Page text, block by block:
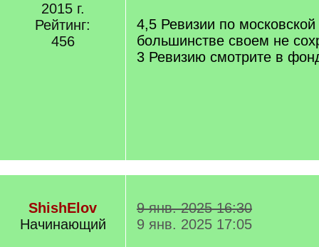
2015 г.
Рейтинг:
456
q
4,5 Ревизии по московской
большинстве своем не
3 Ревизию смотрите в
ShishElov
Начинающий
9 янв. 2025 16:30
9 янв. 2025 17:05